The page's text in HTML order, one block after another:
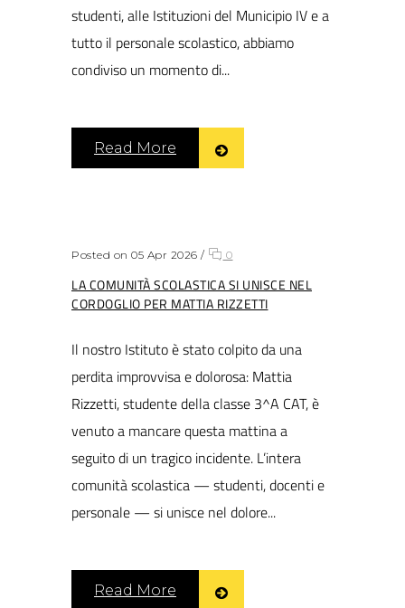
studenti, alle Istituzioni del Municipio IV e a
tutto il personale scolastico, abbiamo
condiviso un momento di...
Read More
Posted on 05 Apr 2026 / 0
LA COMUNITÀ SCOLASTICA SI UNISCE NEL
CORDOGLIO PER MATTIA RIZZETTI
Il nostro Istituto è stato colpito da una
perdita improvvisa e dolorosa: Mattia
Rizzetti, studente della classe 3^A CAT, è
venuto a mancare questa mattina a
seguito di un tragico incidente. L’intera
comunità scolastica — studenti, docenti e
personale — si unisce nel dolore...
Read More